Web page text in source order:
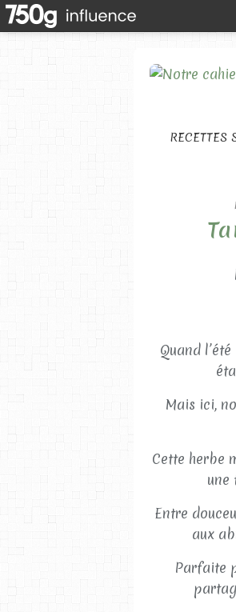
RECETTES
Quand
Mais ici,
Cette herbe
une
Entre
aux
Parfaite